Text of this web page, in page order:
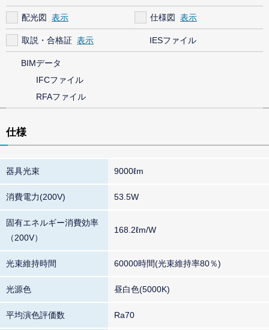
配光図 仕様図
取説・合格証 IESファイル
BIMデータ
IFCファイル
RFAファイル
仕様
器具光束 9000ℓm
消費電力(200V) 53.5W
固有エネルギー消費効率
（200V）
168.2ℓm/W
光束維持時間 60000時間(光束維持率80％)
光源色 昼白色(5000K)
平均演色評価数 Ra70